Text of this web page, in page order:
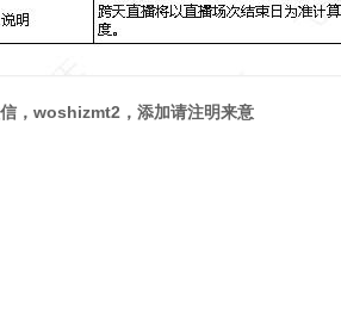
，woshizmt2，添加请注明来意